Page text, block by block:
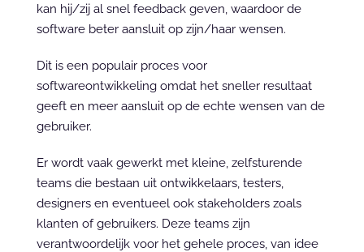
kan hij/zij al snel feedback geven, waardoor de
software beter aansluit op zijn/haar wensen.
Dit is een populair proces voor
softwareontwikkeling omdat het sneller resultaat
geeft en meer aansluit op de echte wensen van de
gebruiker.
Er wordt vaak gewerkt met kleine, zelfsturende
teams die bestaan uit ontwikkelaars, testers,
designers en eventueel ook stakeholders zoals
klanten of gebruikers. Deze teams zijn
verantwoordelijk voor het gehele proces, van idee